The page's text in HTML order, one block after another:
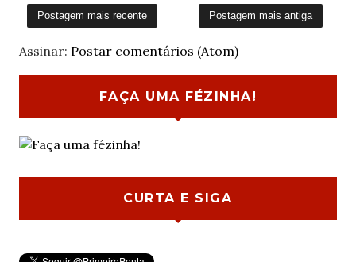
Postagem mais recente Postagem mais antiga
Assinar: Postar comentários (Atom)
FAÇA UMA FÉZINHA!
CURTA E SIGA